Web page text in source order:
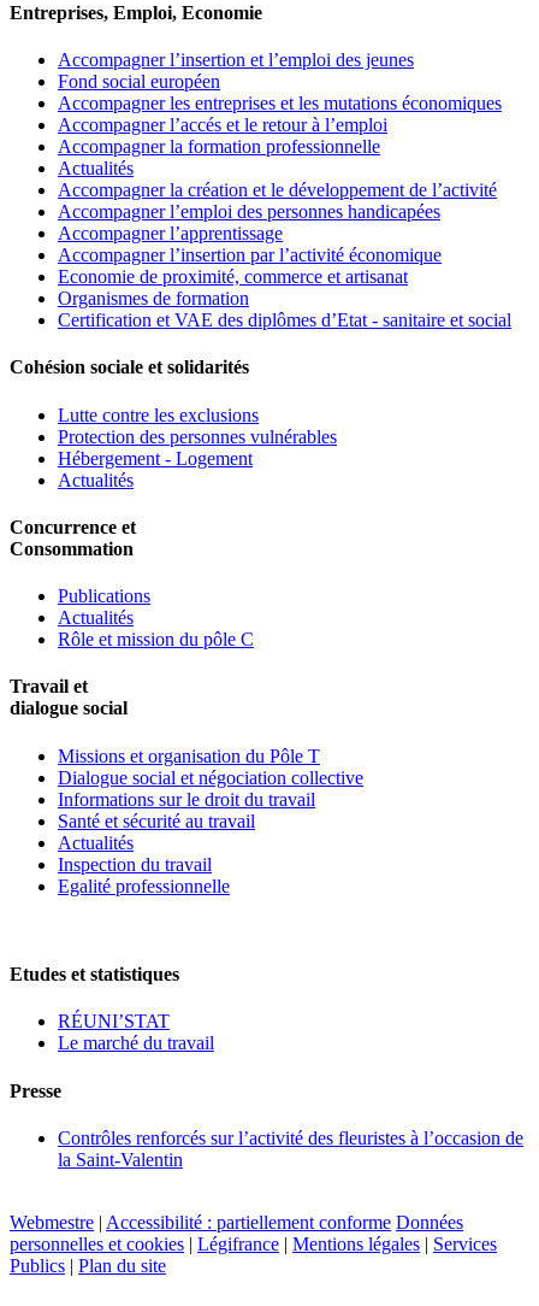
Entreprises, Emploi, Economie
Accompagner l’insertion et l’emploi des jeunes
Fond social européen
Accompagner les entreprises et les mutations économiques
Accompagner l’accés et le retour à l’emploi
Accompagner la formation professionnelle
Actualités
Accompagner la création et le développement de l’activité
Accompagner l’emploi des personnes handicapées
Accompagner l’apprentissage
Accompagner l’insertion par l’activité économique
Economie de proximité, commerce et artisanat
Organismes de formation
Certification et VAE des diplômes d’Etat - sanitaire et social
Cohésion sociale et solidarités
Lutte contre les exclusions
Protection des personnes vulnérables
Hébergement - Logement
Actualités
Concurrence et
Consommation
Publications
Actualités
Rôle et mission du pôle C
Travail et
dialogue social
Missions et organisation du Pôle T
Dialogue social et négociation collective
Informations sur le droit du travail
Santé et sécurité au travail
Actualités
Inspection du travail
Egalité professionnelle
Etudes et statistiques
RÉUNI’STAT
Le marché du travail
Presse
Contrôles renforcés sur l’activité des fleuristes à l’occasion de
la Saint-Valentin
Webmestre | Accessibilité : partiellement conforme Données
personnelles et cookies | Légifrance | Mentions légales | Services
Publics | Plan du site